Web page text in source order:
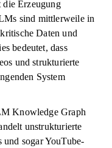
die Erzeugung
sind mittlerweile in
Daten und
bedeutet, dass
und strukturierte
System
Knowledge Graph
unstrukturierte
sogar YouTube-